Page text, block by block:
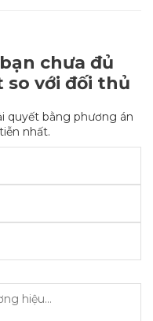
chưa đủ
so với đối thủ
quyết bằng phương án
nhất.